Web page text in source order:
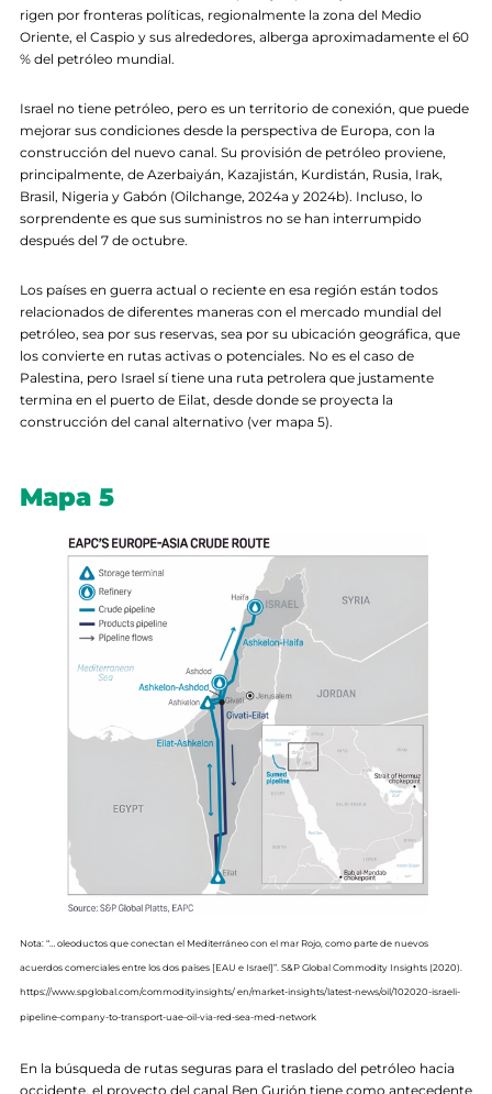
rigen por fronteras políticas, regionalmente la zona del Medio
Oriente, el Caspio y sus alrededores, alberga aproximadamente el 60
% del petróleo mundial.
Israel no tiene petróleo, pero es un territorio de conexión, que puede
mejorar sus condiciones desde la perspectiva de Europa, con la
construcción del nuevo canal. Su provisión de petróleo proviene,
principalmente, de Azerbaiyán, Kazajistán, Kurdistán, Rusia, Irak,
Brasil, Nigeria y Gabón (Oilchange, 2024a y 2024b). Incluso, lo
sorprendente es que sus suministros no se han interrumpido
después del 7 de octubre.
Los países en guerra actual o reciente en esa región están todos
relacionados de diferentes maneras con el mercado mundial del
petróleo, sea por sus reservas, sea por su ubicación geográfica, que
los convierte en rutas activas o potenciales. No es el caso de
Palestina, pero Israel sí tiene una ruta petrolera que justamente
termina en el puerto de Eilat, desde donde se proyecta la
construcción del canal alternativo (ver mapa 5).
Mapa 5
Nota: “… oleoductos que conectan el Mediterráneo con el mar Rojo, como parte de nuevos
acuerdos comerciales entre los dos países [EAU e Israel]”. S&P Global Commodity Insights (2020).
https://www.spglobal.com/commodityinsights/ en/market-insights/latest-news/oil/102020-israeli-
pipeline-company-to-transport-uae-oil-via-red-sea-med-network
En la búsqueda de rutas seguras para el traslado del petróleo hacia
occidente, el proyecto del canal Ben Gurión tiene como antecedente